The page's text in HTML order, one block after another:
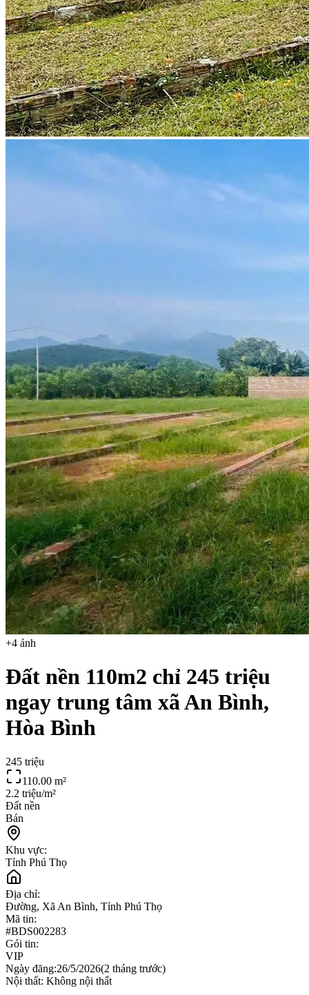
+4 ảnh
Đất nền 110m2 chỉ 245 triệu
ngay trung tâm xã An Bình,
Hòa Bình
245 triệu
110.00 m²
2.2 triệu/m²
Đất nền
Bán
Khu vực:
Tỉnh Phú Thọ
Địa chỉ:
Đường, Xã An Bình, Tỉnh Phú Thọ
Mã tin:
#BDS002283
Gói tin:
VIP
Ngày đăng:26/5/2026(2 tháng trước)
Nội thất: Không nội thất